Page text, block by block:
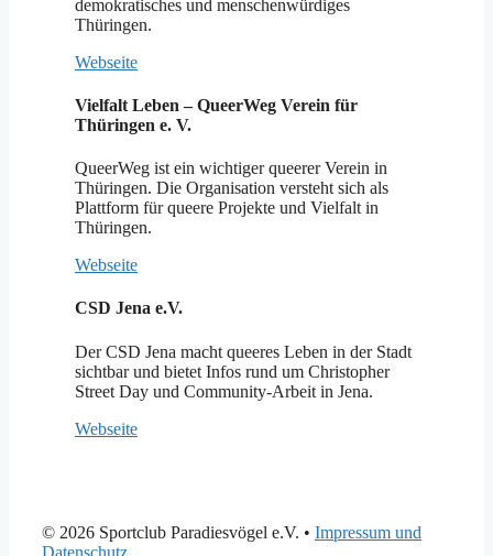
demokratisches und menschenwürdiges
Thüringen.
Webseite
Vielfalt Leben – QueerWeg Verein für
Thüringen e. V.
QueerWeg ist ein wichtiger queerer Verein in
Thüringen. Die Organisation versteht sich als
Plattform für queere Projekte und Vielfalt in
Thüringen.
Webseite
CSD Jena e.V.
Der CSD Jena macht queeres Leben in der Stadt
sichtbar und bietet Infos rund um Christopher
Street Day und Community-Arbeit in Jena.
Webseite
© 2026 Sportclub Paradiesvögel e.V. • Impressum und
Datenschutz